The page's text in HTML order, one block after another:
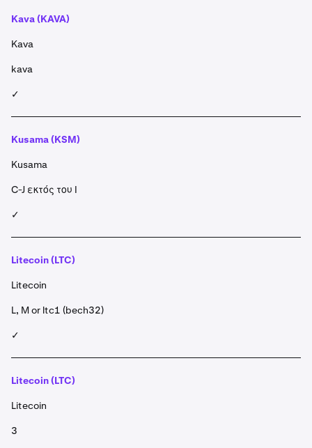
Kava (KAVA)
Kava
kava
✓
Kusama (KSM)
Kusama
C-J εκτός του I
✓
Litecoin (LTC)
Litecoin
L, M or ltc1 (bech32)
✓
Litecoin (LTC)
Litecoin
3